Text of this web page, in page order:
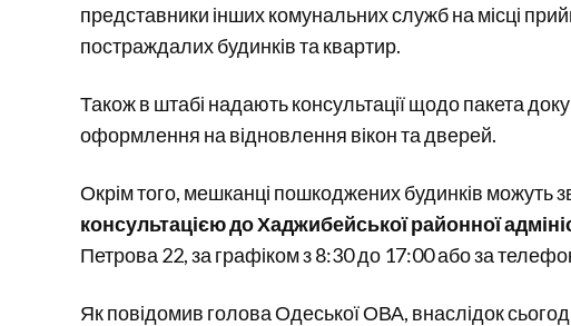
представники інших комунальних служб на місці
постраждалих будинків та квартир.
Також в штабі надають консультації щодо пакета
оформлення на відновлення вікон та дверей.
Окрім того, мешканці пошкоджених будинків можуть
консультацією до Хаджибейської районної
Петрова 22, за графіком з 8:30 до 17:00 або за
Як повідомив голова Одеської ОВА, внаслідок